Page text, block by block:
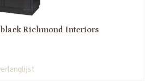
Richmond Interiors